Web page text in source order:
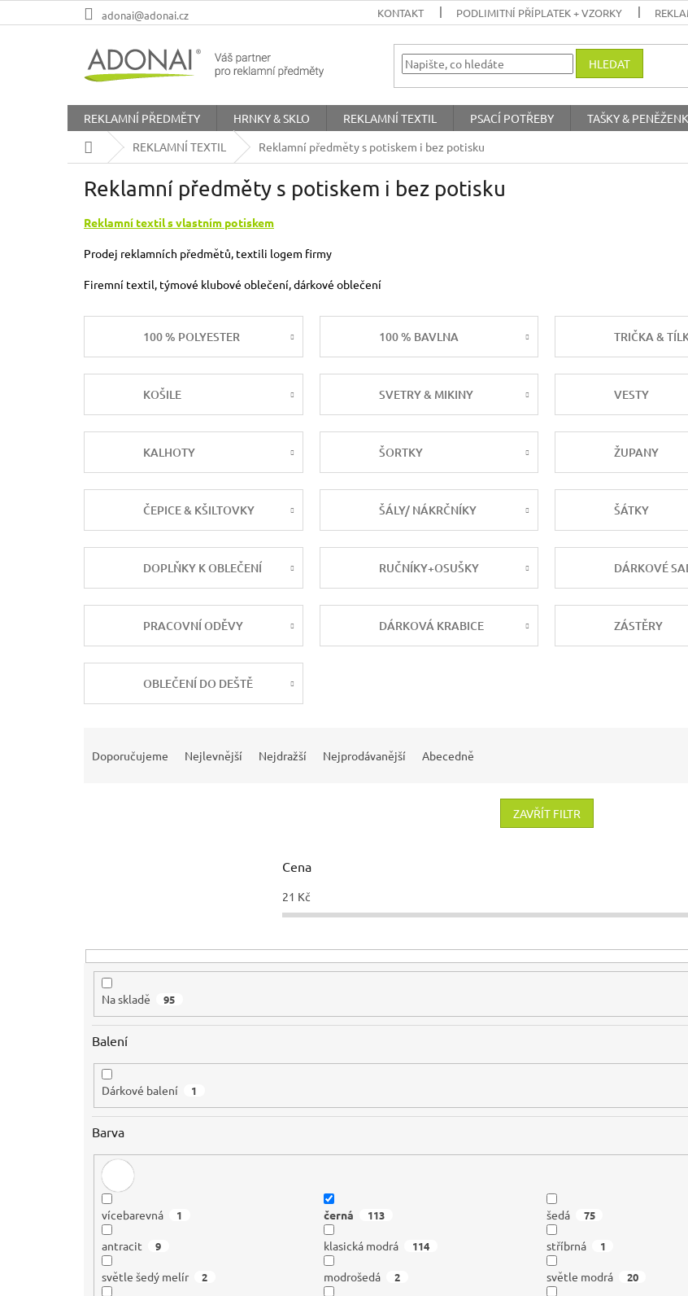
na
adonai@adonai.cz KONTAKT PODLIMITNÍ PŘÍPLATEK + VZORKY
HLEDAT
REKLAMNÍ PŘEDMĚTY HRNKY & SKLO REKLAMNÍ TEXTIL PSACÍ POTŘEBY TAŠKY &
Domů
REKLAMNÍ TEXTIL Reklamní předměty s potiskem i bez potisku
Reklamní předměty s potiskem i bez potisku
Reklamní textil s vlastním potiskem
Prodej reklamních předmětů, textili logem firmy
Firemní textil, týmové klubové oblečení, dárkové oblečení
100 % POLYESTER 100 % BAVLNA TRIČKA &
KOŠILE SVETRY & MIKINY VESTY
KALHOTY ŠORTKY ŽUPANY
ČEPICE & KŠILTOVKY ŠÁLY/ NÁKRČNÍKY ŠÁTKY
DOPLŇKY K OBLEČENÍ RUČNÍKY+OSUŠKY DÁRKOVÉ
PRACOVNÍ ODĚVY DÁRKOVÁ KRABICE ZÁSTĚRY
OBLEČENÍ DO DEŠTĚ
t
ů
Doporučujeme Nejlevnější Nejdražší Nejprodávanější Abecedně
ZAVŘÍT FILTR
Cena
21 Kč
Na skladě 95
Balení
Dárkové balení 1
Barva
vícebarevná 1 černá 113 šedá 75
antracit 9 klasická modrá 114 stříbrná 1
světle šedý melír 2 modrošedá 2 světle modrá 20